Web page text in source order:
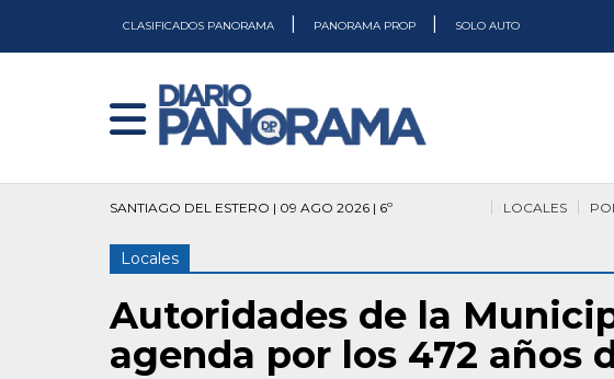
CLASIFICADOS PANORAMA PANORAMA PROP SOLO AUTO
SANTIAGO DEL ESTERO | 09 AGO 2026 | 6º LOCALES
Locales
Autoridades de la
agenda por los 472 años